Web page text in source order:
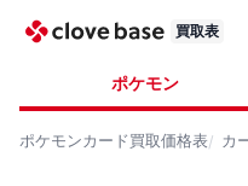
買取表
ポケモン
ポケモンカード買取価格表 カ